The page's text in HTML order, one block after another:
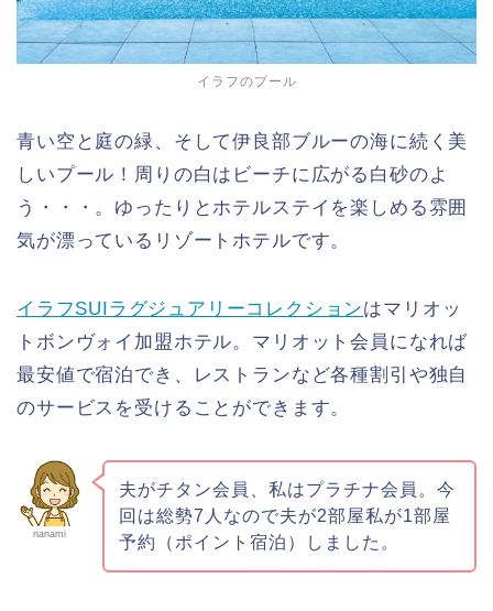
イラフのプール
青い空と庭の緑、そして伊良部ブルーの海に続く美
しいプール！周りの白はビーチに広がる白砂のよ
う・・・。ゆったりとホテルステイを楽しめる雰囲
気が漂っているリゾートホテルです。
イラフSUIラグジュアリーコレクションはマリオッ
トボンヴォイ加盟ホテル。マリオット会員になれば
最安値で宿泊でき、レストランなど各種割引や独自
のサービスを受けることができます。
nanami
夫がチタン会員、私はプラチナ会員。今
回は総勢7人なので夫が2部屋私が1部屋
予約（ポイント宿泊）しました。